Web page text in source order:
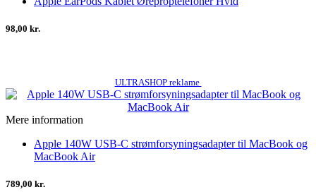
98,00 kr.
ULTRASHOP reklame
Mere information
Apple 140W USB-C strømforsyningsadapter til MacBook og
MacBook Air
789,00 kr.